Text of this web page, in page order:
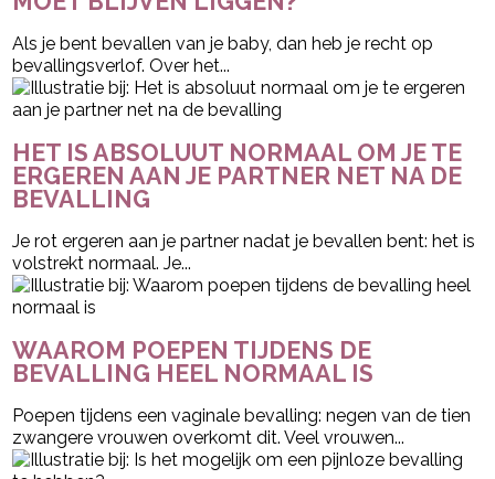
Als je bent bevallen van je baby, dan heb je recht op
bevallingsverlof. Over het...
HET IS ABSOLUUT NORMAAL OM JE TE
ERGEREN AAN JE PARTNER NET NA DE
BEVALLING
Je rot ergeren aan je partner nadat je bevallen bent: het is
volstrekt normaal. Je...
WAAROM POEPEN TIJDENS DE
BEVALLING HEEL NORMAAL IS
Poepen tijdens een vaginale bevalling: negen van de tien
zwangere vrouwen overkomt dit. Veel vrouwen...